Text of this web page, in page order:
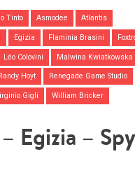
Tinto Asmodee Atlantis
Egizia Flaminia Brasini
Léo Colovini Malwina Kwiatkowska
Randy Hoyt Renegade Game Studio
Gigli William Bricker
Egizia –